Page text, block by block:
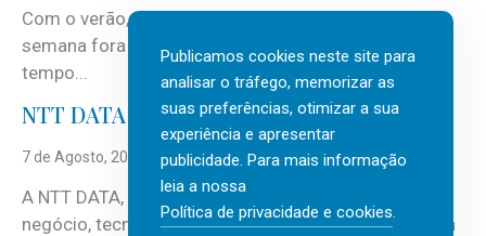
Com o verão, chegam também as férias, os fins-de-
semana fora e os dias em que a casa fica mais
tempo...
NTT DATA Insurtech Global Outlook 2026
7 de Agosto, 2026
A NTT DATA, consultora global em serviços de
negócio, tecnologia e inteligência artificial (IA), acaba
Publicamos cookies neste site para
analisar o tráfego, memorizar as
suas preferências, otimizar a sua
experiência e apresentar
publicidade. Para mais informação
leia a nossa
Política de privacidade e cookies.